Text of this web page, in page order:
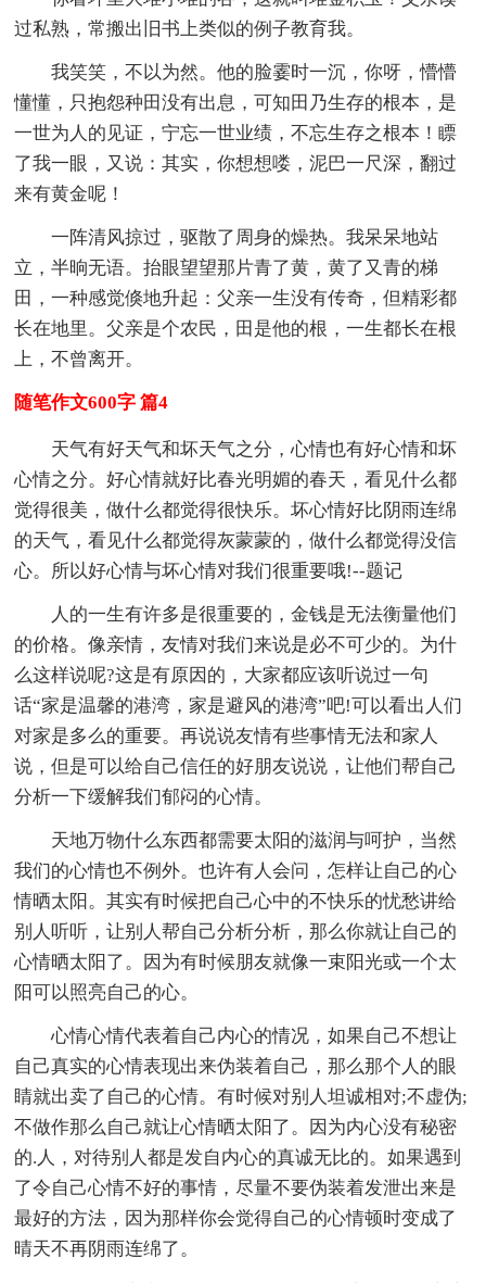
过私熟，常搬出旧书上类似的例子教育我。
我笑笑，不以为然。他的脸霎时一沉，你呀，懵懵
懂懂，只抱怨种田没有出息，可知田乃生存的根本，是
一世为人的见证，宁忘一世业绩，不忘生存之根本！瞟
了我一眼，又说：其实，你想想喽，泥巴一尺深，翻过
来有黄金呢！
一阵清风掠过，驱散了周身的燥热。我呆呆地站
立，半晌无语。抬眼望望那片青了黄，黄了又青的梯
田，一种感觉倏地升起：父亲一生没有传奇，但精彩都
长在地里。父亲是个农民，田是他的根，一生都长在根
上，不曾离开。
随笔作文600字 篇4
天气有好天气和坏天气之分，心情也有好心情和坏
心情之分。好心情就好比春光明媚的春天，看见什么都
觉得很美，做什么都觉得很快乐。坏心情好比阴雨连绵
的天气，看见什么都觉得灰蒙蒙的，做什么都觉得没信
心。所以好心情与坏心情对我们很重要哦!--题记
人的一生有许多是很重要的，金钱是无法衡量他们
的价格。像亲情，友情对我们来说是必不可少的。为什
么这样说呢?这是有原因的，大家都应该听说过一句
话“家是温馨的港湾，家是避风的港湾”吧!可以看出人们
对家是多么的重要。再说说友情有些事情无法和家人
说，但是可以给自己信任的好朋友说说，让他们帮自己
分析一下缓解我们郁闷的心情。
天地万物什么东西都需要太阳的滋润与呵护，当然
我们的心情也不例外。也许有人会问，怎样让自己的心
情晒太阳。其实有时候把自己心中的不快乐的忧愁讲给
别人听听，让别人帮自己分析分析，那么你就让自己的
心情晒太阳了。因为有时候朋友就像一束阳光或一个太
阳可以照亮自己的心。
心情心情代表着自己内心的情况，如果自己不想让
自己真实的心情表现出来伪装着自己，那么那个人的眼
睛就出卖了自己的心情。有时候对别人坦诚相对;不虚伪;
不做作那么自己就让心情晒太阳了。因为内心没有秘密
的.人，对待别人都是发自内心的真诚无比的。如果遇到
了令自己心情不好的事情，尽量不要伪装着发泄出来是
最好的方法，因为那样你会觉得自己的心情顿时变成了
晴天不再阴雨连绵了。